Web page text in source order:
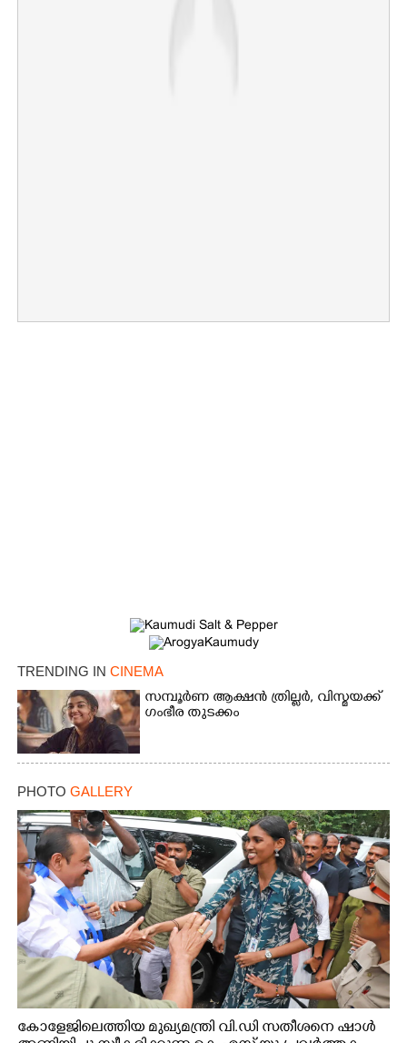
TRENDING IN CINEMA
സമ്പൂർണ ആക്ഷൻ ത്രില്ലർ,​ വിസ്മയക്ക്
ഗംഭീര തുടക്കം
PHOTO GALLERY
കോളേജിലെത്തിയ മുഖ്യമന്ത്രി വി.ഡി സതീശനെ ഷാൾ